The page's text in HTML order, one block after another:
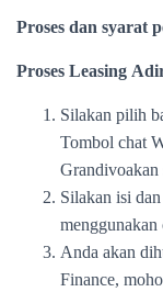
Proses dan syarat
Proses Leasing
Silakan pilih
Tombol chat
Grandivoakan
Silakan isi
Anda akan
Finance,